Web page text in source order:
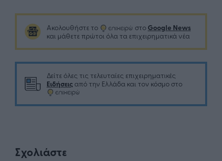
Ακολουθήστε το στο Google News
και μάθετε πρώτοι όλα τα επιχειρηματικά νέα
Δείτε όλες τις τελευταίες επιχειρηματικές
Ειδήσεις από την Ελλάδα και τον κόσμο στο
Σχολιάστε